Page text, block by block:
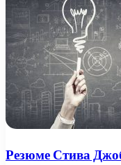
Резюме Стива